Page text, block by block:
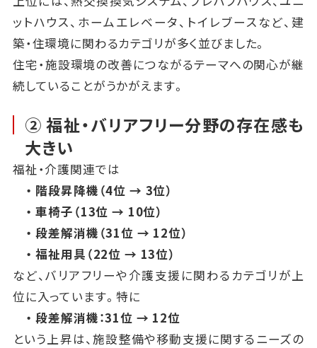
ットハウス、ホームエレベータ、トイレブースなど、建
築・住環境に関わるカテゴリが多く並びました。
住宅・施設環境の改善につながるテーマへの関心が継
続していることがうかがえます。
② 福祉・バリアフリー分野の存在感も
大きい
福祉・介護関連では
・ 階段昇降機（4位 → 3位）
・ 車椅子（13位 → 10位）
・ 段差解消機（31位 → 12位）
・ 福祉用具（22位 → 13位）
など、バリアフリーや介護支援に関わるカテゴリが上
位に入っています。特に
・ 段差解消機：31位 → 12位
という上昇は、施設整備や移動支援に関するニーズの